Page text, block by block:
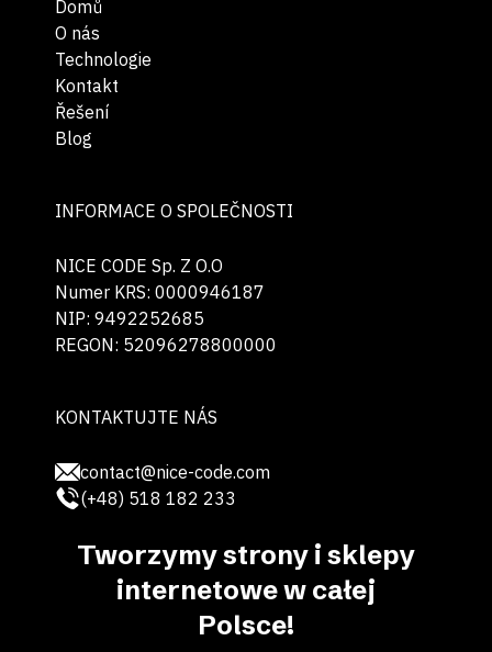
Domů
O nás
Technologie
Kontakt
Řešení
Blog
INFORMACE O SPOLEČNOSTI
NICE CODE Sp. Z O.O
Numer KRS: 0000946187
NIP: 9492252685
REGON: 52096278800000
KONTAKTUJTE NÁS
contact@nice-code.com
(+48) 518 182 233
Tworzymy strony i sklepy
internetowe w całej
Polsce!